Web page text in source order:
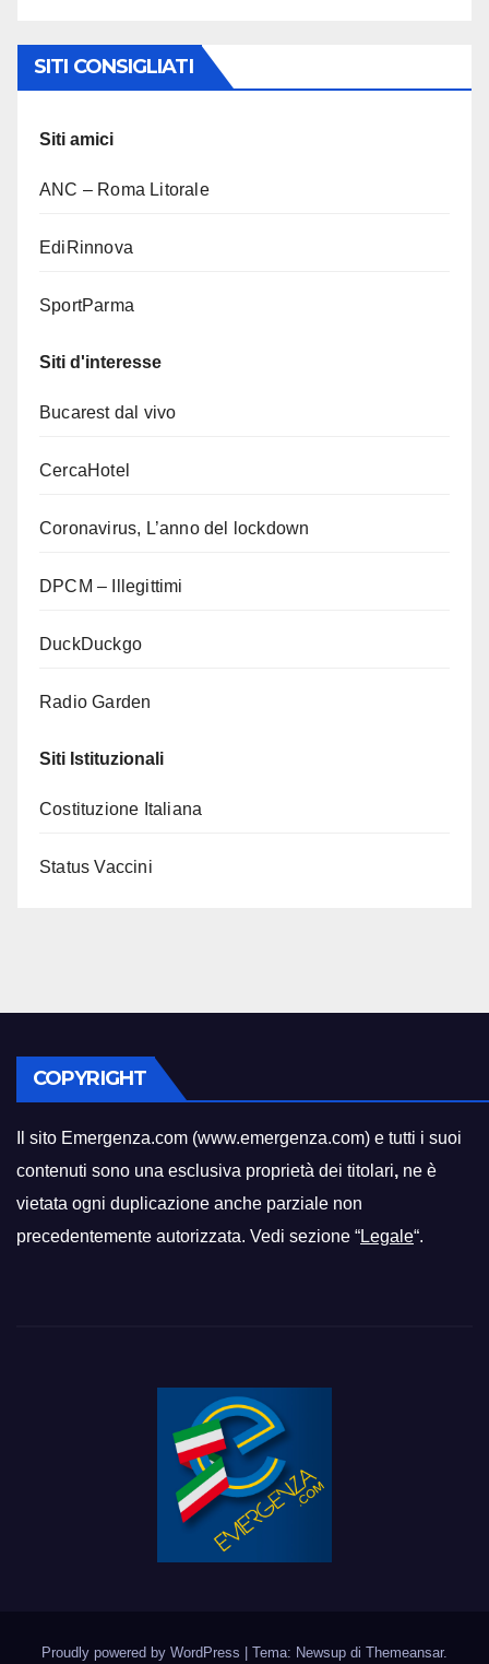
SITI CONSIGLIATI
Siti amici
ANC – Roma Litorale
EdiRinnova
SportParma
Siti d'interesse
Bucarest dal vivo
CercaHotel
Coronavirus, L’anno del lockdown
DPCM – Illegittimi
DuckDuckgo
Radio Garden
Siti Istituzionali
Costituzione Italiana
Status Vaccini
COPYRIGHT
Il sito Emergenza.com (www.emergenza.com) e tutti i suoi
contenuti sono una esclusiva proprietà dei titolari, ne è
vietata ogni duplicazione anche parziale non
precedentemente autorizzata. Vedi sezione “Legale“.
Proudly powered by WordPress | Tema: Newsup di Themeansar.